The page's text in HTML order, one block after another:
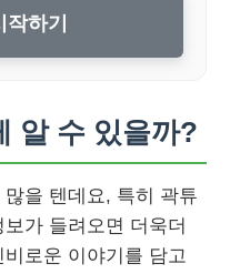
작하기
알 수 있을까?
을 텐데요, 특히 곽튜
가 들려오면 더욱더
로운 이야기를 담고